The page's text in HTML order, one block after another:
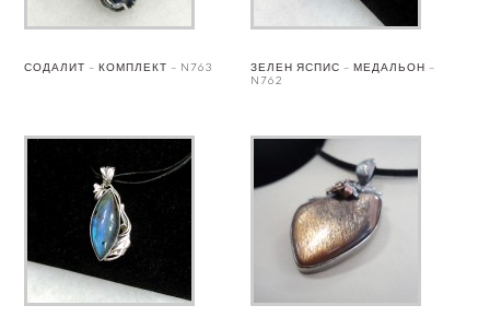
СОДАЛИТ – КОМПЛЕКТ – N763
ЗЕЛЕН ЯСПИС – МЕДАЛЬОН –
N762